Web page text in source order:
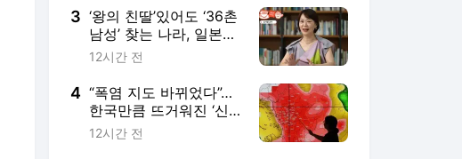
3 ‘왕의 친딸’있어도 ‘36촌
남성’ 찾는 나라, 일본은
왜 그럴까[플랫한 티타
12시간 전
4 “폭염 지도 바뀌었다”…
한국만큼 뜨거워진 ‘신
흥 불지옥’ 국가들
12시간 전